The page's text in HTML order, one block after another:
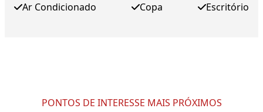
Ar Condicionado Copa Escritório
PONTOS DE INTERESSE MAIS PRÓXIMOS